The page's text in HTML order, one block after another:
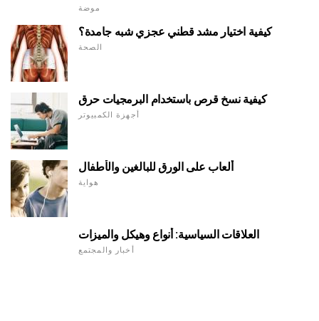
موضة
كيفية اختيار مشد قطني عجزي شبه جامدة؟
الصحة
كيفية نسخ قرص باستخدام البرمجيات حرق
أجهزة الكمبيوتر
ألعاب على الورق للبالغين والأطفال
هواية
العلاقات السياسية: أنواع وهيكل والميزات
أخبار والمجتمع